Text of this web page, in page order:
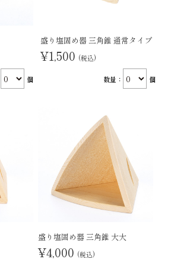
個
盛り塩固め器 三角錐 通常タイプ
¥1,500 (税込)
数量： 個
盛り塩固め器 三角錐 大大
¥4,000 (税込)